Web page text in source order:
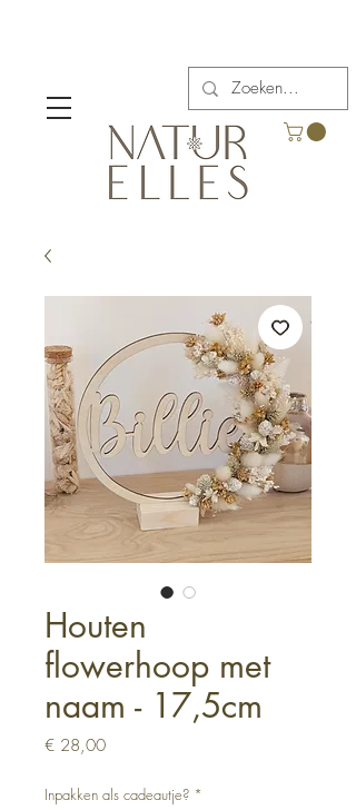
Houten
flowerhoop met
naam - 17,5cm
€ 28,00Prijs
Inpakken als cadeautje? *